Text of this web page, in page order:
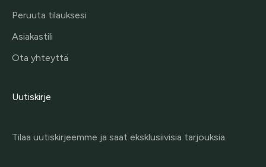
Peruuta tilauksesi
Asiakastili
Ota yhteyttä
Uutiskirje
Tilaa uutiskirjeemme ja saat eksklusiivisia tarjouksia.